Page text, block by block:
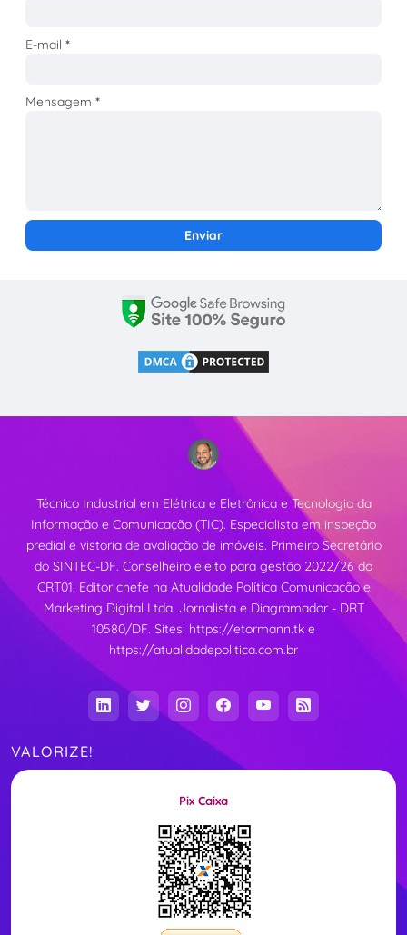
E-mail*
Mensagem*
Técnico Industrial em Elétrica e Eletrônica e Tecnologia da
Informação e Comunicação (TIC). Especialista em inspeção
predial e vistoria de avaliação de imóveis. Primeiro Secretário
do SINTEC-DF. Conselheiro eleito para gestão 2022/26 do
CRT01. Editor chefe na Atualidade Política Comunicação e
Marketing Digital Ltda. Jornalista e Diagramador - DRT
10580/DF. Sites: https://etormann.tk e
https://atualidadepolitica.com.br
VALORIZE!
Pix Caixa